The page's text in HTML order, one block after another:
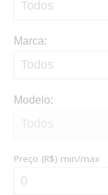
Marca:
Modelo:
Preço (R$) min/max